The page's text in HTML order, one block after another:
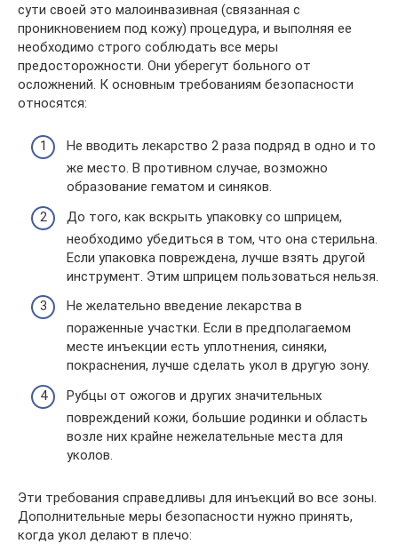
сути своей это малоинвазивная (связанная с
проникновением под кожу) процедура, и выполняя ее
необходимо строго соблюдать все меры
предосторожности. Они уберегут больного от
осложнений. К основным требованиям безопасности
относятся:
Не вводить лекарство 2 раза подряд в одно и то
же место. В противном случае, возможно
образование гематом и синяков.
До того, как вскрыть упаковку со шприцем,
необходимо убедиться в том, что она стерильна.
Если упаковка повреждена, лучше взять другой
инструмент. Этим шприцем пользоваться нельзя.
Не желательно введение лекарства в
пораженные участки. Если в предполагаемом
месте инъекции есть уплотнения, синяки,
покраснения, лучше сделать укол в другую зону.
Рубцы от ожогов и других значительных
повреждений кожи, большие родинки и область
возле них крайне нежелательные места для
уколов.
Эти требования справедливы для инъекций во все зоны.
Дополнительные меры безопасности нужно принять,
когда укол делают в плечо: